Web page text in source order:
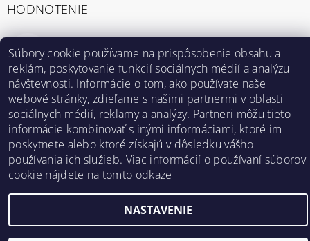
HODNOTENIE
MmzHrrdb
1
Bestent.cz | Heureka.sk
Vytvoril Shoptet
Súbory cookie používame na prispôsobenie obsahu a
reklám, poskytovanie funkcií sociálnych médií a analýzu
návštevnosti. Informácie o tom, ako používate naše
webové stránky, zdieľame s našimi partnermi v oblasti
sociálnych médií, reklamy a analýzy. Partneri môžu tieto
informácie kombinovať s inými informáciami, ktoré im
poskytnete alebo ktoré získajú v dôsledku vášho
používania ich služieb. Viac informácií o používaní súborov
cookie nájdete na tomto odkaze
NASTAVENIE